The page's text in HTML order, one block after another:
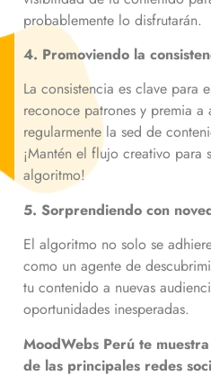
probablemente lo disfrutarán.
4. Promoviendo la
La consistencia es clave para
reconoce patrones y premia a
regularmente la sed de
¡Mantén el flujo creativo para
algoritmo!
5. Sorprendiendo con
El algoritmo no solo se
como un agente de
tu contenido a nuevas
oportunidades inesperadas.
MoodWebs Perú te
de las principales redes